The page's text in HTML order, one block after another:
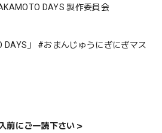
DAYS 製作委員会
DAYS」 #おまんじゅうにぎにぎマス
前にご一読下さい＞